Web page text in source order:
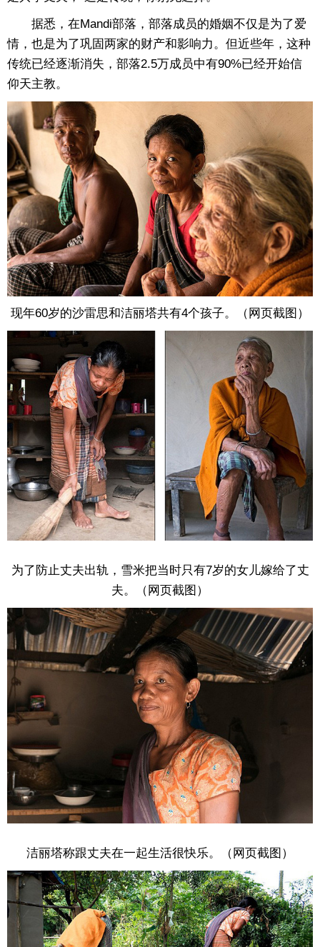
据悉，在Mandi部落，部落成员的婚姻不仅是为了爱
情，也是为了巩固两家的财产和影响力。但近些年，这种
传统已经逐渐消失，部落2.5万成员中有90%已经开始信
仰天主教。
现年60岁的沙雷思和洁丽塔共有4个孩子。（网页截图）
为了防止丈夫出轨，雪米把当时只有7岁的女儿嫁给了丈
夫。（网页截图）
洁丽塔称跟丈夫在一起生活很快乐。（网页截图）